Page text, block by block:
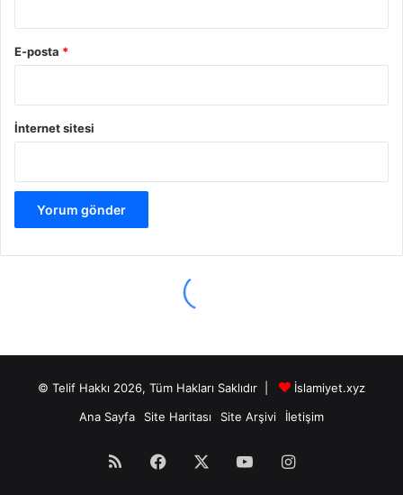
© Telif Hakkı 2026, Tüm Hakları Saklıdır |
İslamiyet.xyz
Ana Sayfa
Site Haritası Site Arşivi İletişim
RSS Facebook YouTubeInstagram